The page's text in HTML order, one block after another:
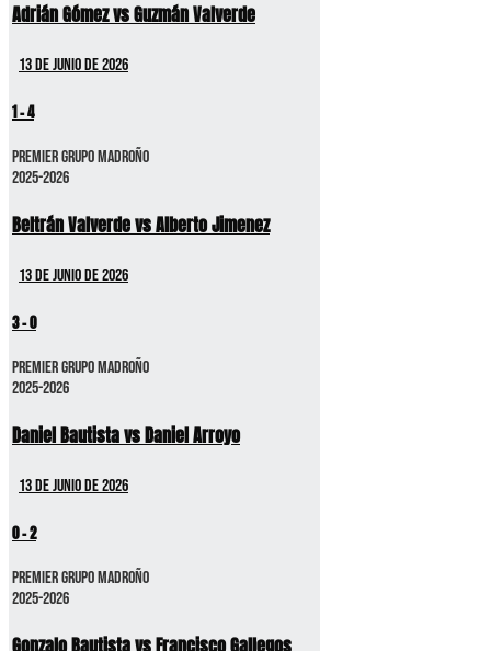
Adrián Gómez vs Guzmán Valverde
13 de junio de 2026
1-4
Premier GRUPO MADROÑO
2025-2026
Beltrán Valverde vs Alberto Jimenez
13 de junio de 2026
3-0
Premier GRUPO MADROÑO
2025-2026
Daniel Bautista vs Daniel Arroyo
13 de junio de 2026
0-2
Premier GRUPO MADROÑO
2025-2026
Gonzalo Bautista vs Francisco Gallegos